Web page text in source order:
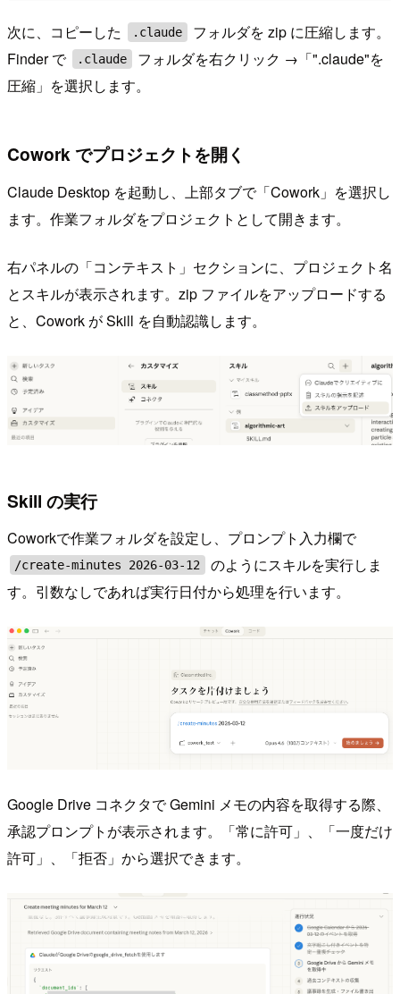
次に、コピーした .claude
フォルダを zip に圧縮します。
Finder で
.claude
フォルダを右クリック →「".claude"を
圧縮」を選択します。
Cowork でプロジェクトを開く
Claude Desktop を起動し、上部タブで「Cowork」を選択し
ます。作業フォルダをプロジェクトとして開きます。
右パネルの「コンテキスト」セクションに、プロジェクト名
とスキルが表示されます。zip ファイルをアップロードする
と、Cowork が Skill を自動認識します。
Skill の実行
Coworkで作業フォルダを設定し、プロンプト入力欄で
/create-minutes 2026-03-12
のようにスキルを実行しま
す。引数なしであれば実行日付から処理を行います。
Google Drive コネクタで Gemini メモの内容を取得する際、
承認プロンプトが表示されます。「常に許可」、「一度だけ
許可」、「拒否」から選択できます。